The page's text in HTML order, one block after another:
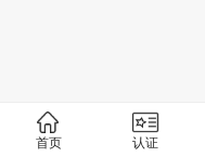
首页 认证